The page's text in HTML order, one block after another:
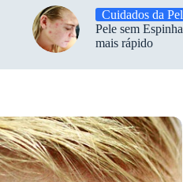
Cuidados da
Pele sem
mais rápido